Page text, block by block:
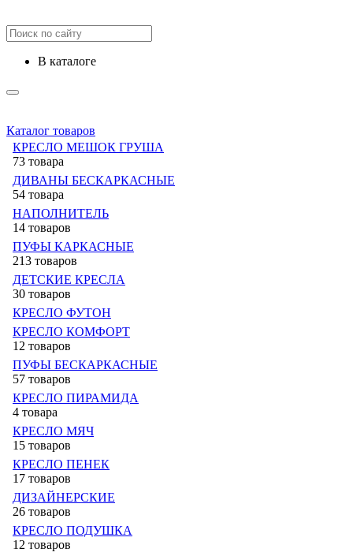
в каталоге
Каталог товаров
КРЕСЛО МЕШОК ГРУША
73 товара
ДИВАНЫ БЕСКАРКАСНЫЕ
54 товара
НАПОЛНИТЕЛЬ
14 товаров
ПУФЫ КАРКАСНЫЕ
213 товаров
ДЕТСКИЕ КРЕСЛА
30 товаров
КРЕСЛО ФУТОН
КРЕСЛО КОМФОРТ
12 товаров
ПУФЫ БЕСКАРКАСНЫЕ
57 товаров
КРЕСЛО ПИРАМИДА
4 товара
КРЕСЛО МЯЧ
15 товаров
КРЕСЛО ПЕНЕК
17 товаров
ДИЗАЙНЕРСКИЕ
26 товаров
КРЕСЛО ПОДУШКА
12 товаров